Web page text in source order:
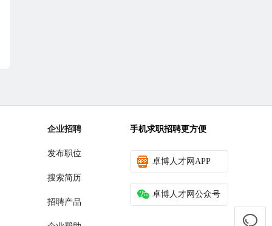
企业招聘
发布职位
搜索简历
招聘产品
手机求职招聘更方便
卓博人才网APP
卓博人才网公众号